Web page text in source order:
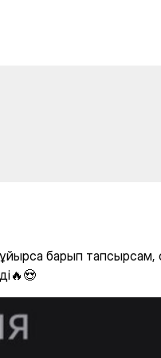
барып
барып тапсырсам,